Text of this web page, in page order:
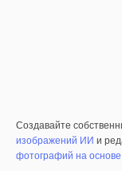
Создавайте
изображений ИИ и
фотографий на